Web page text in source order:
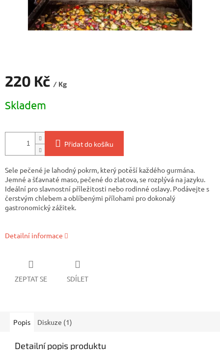
220 Kč / Kg
cena:
Skladem
Přidat do košíku
Sele pečené je lahodný pokrm, který potěší každého gurmána.
Jemné a šťavnaté maso, pečené do zlatova, se rozplývá na jazyku.
Ideální pro slavnostní příležitosti nebo rodinné oslavy. Podávejte s
čerstvým chlebem a oblíbenými přílohami pro dokonalý
gastronomický zážitek.
Detailní informace
ZEPTAT SE SDÍLET
Popis Diskuze (1)
Detailní popis produktu